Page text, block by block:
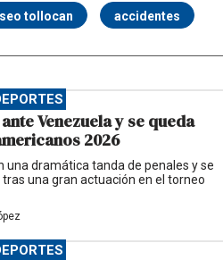
tollocan accidentes
Venezuela y se queda
2026
una dramática tanda de penales y se
una gran actuación en el torneo